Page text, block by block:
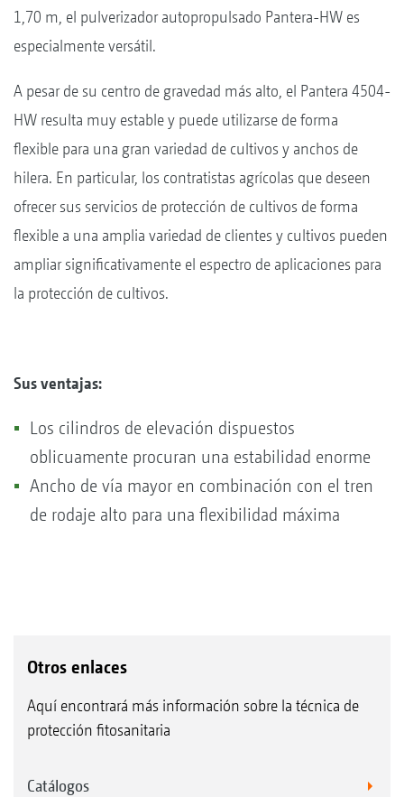
1,70 m, el pulverizador autopropulsado Pantera-HW es
especialmente versátil.
A pesar de su centro de gravedad más alto, el Pantera 4504-
HW resulta muy estable y puede utilizarse de forma
flexible para una gran variedad de cultivos y anchos de
hilera. En particular, los contratistas agrícolas que deseen
ofrecer sus servicios de protección de cultivos de forma
flexible a una amplia variedad de clientes y cultivos pueden
ampliar significativamente el espectro de aplicaciones para
la protección de cultivos.
Sus ventajas:
Los cilindros de elevación dispuestos
oblicuamente procuran una estabilidad enorme
Ancho de vía mayor en combinación con el tren
de rodaje alto para una flexibilidad máxima
Otros enlaces
Aquí encontrará más información sobre la técnica de
protección fitosanitaria
Catálogos